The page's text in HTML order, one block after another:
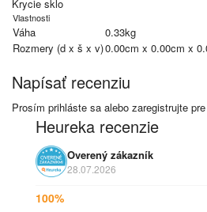
Krycie sklo
Vlastnosti
Váha
0.33kg
Rozmery (d x š x v)0.00cm x 0.00cm x
Napísať recenziu
Prosím prihláste sa alebo zaregistrujte
Heureka recenzie
Overený zákazník
28.07.2026
100%